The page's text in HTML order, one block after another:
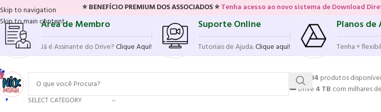
Skip to navigation
Skip to main content
⭐ BENEFÍCIO PREMIUM DOS ASSOCIADOS ⭐Tenha acesso ao novo sistema de Download Direto!Baixe os
Área de Membro
Já é Assinante do Drive?Clique Aqui!
Suporte Online
Tutoriais de Ajuda.Clique aqui!
Planos de
Tenha +
SELECT CATEGORY
💥17.584 produtos
☁️ Drive 4 TB com milhares